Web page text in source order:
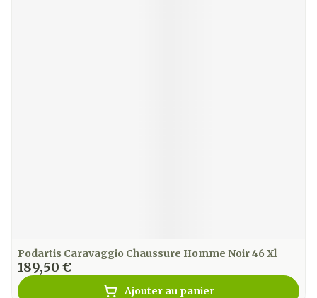
Podartis Caravaggio Chaussure Homme Noir 46 Xl
189,50 €
Ajouter au panier